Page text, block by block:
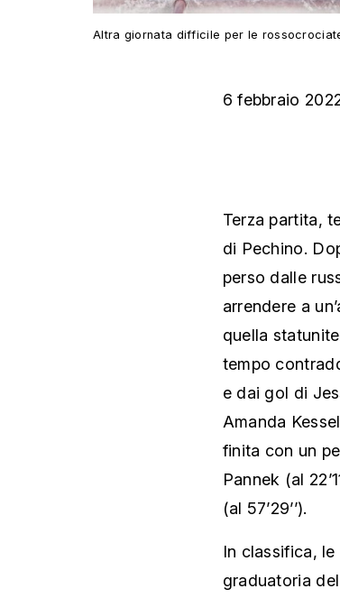
Altra giornata difficile per le
6 febbraio
Terza partita,
di Pechino.
perso dalle
arrendere a
quella
tempo
e dai gol di
Amanda
finita con un
Pannek (al
(al 57’29’’).
In classifica,
graduatoria